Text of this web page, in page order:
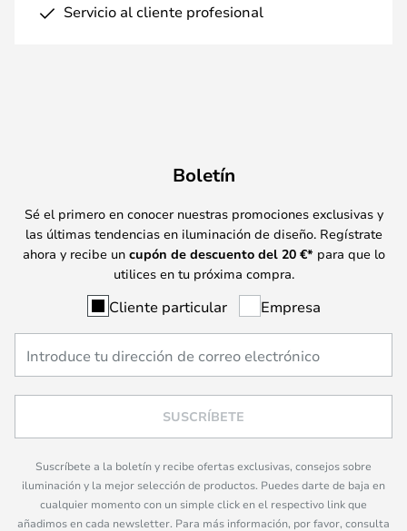
Servicio al cliente profesional
Boletín
Sé el primero en conocer nuestras promociones exclusivas y
las últimas tendencias en iluminación de diseño. Regístrate
ahora y recibe un cupón de descuento del 20 €* para que lo
utilices en tu próxima compra.
Cliente particular Empresa
SUSCRÍBETE
Suscríbete a la boletín y recibe ofertas exclusivas, consejos sobre
iluminación y la mejor selección de productos. Puedes darte de baja en
cualquier momento con un simple click en el respectivo link que
añadimos en cada newsletter. Para más información, por favor, consulta